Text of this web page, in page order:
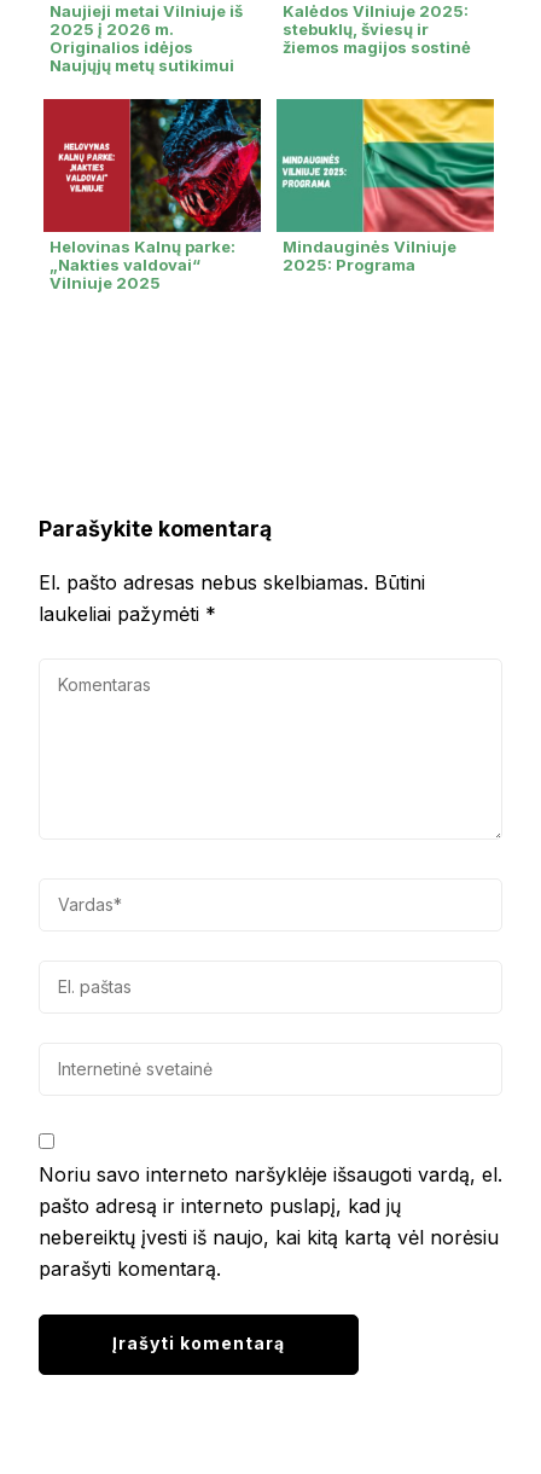
Naujieji metai Vilniuje iš
2025 į 2026 m.
Originalios idėjos
Naujųjų metų sutikimui
Kalėdos Vilniuje 2025:
stebuklų, šviesų ir
žiemos magijos sostinė
Helovinas Kalnų parke:
„Nakties valdovai“
Vilniuje 2025
Mindauginės Vilniuje
2025: Programa
Parašykite komentarą
El. pašto adresas nebus skelbiamas. Būtini
laukeliai pažymėti *
Noriu savo interneto naršyklėje išsaugoti vardą, el.
pašto adresą ir interneto puslapį, kad jų
nebereiktų įvesti iš naujo, kai kitą kartą vėl norėsiu
parašyti komentarą.